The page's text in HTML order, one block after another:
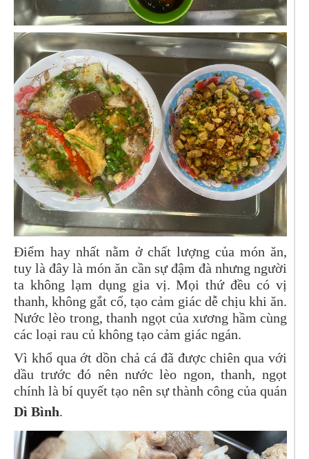
Điểm hay nhất nằm ở chất lượng của món ăn,
tuy là đây là món ăn cần sự đậm đà nhưng người
ta không lạm dụng gia vị. Mọi thứ đều có vị
thanh, không gắt cổ, tạo cảm giác dễ chịu khi ăn.
Nước lèo trong, thanh ngọt của xương hầm cùng
các loại rau củ không tạo cảm giác ngán.
Vì khổ qua ớt dồn chả cá đã được chiên qua với
dầu trước đó nên nước lèo ngon, thanh, ngọt
chính là bí quyết tạo nên sự thành công của quán
Dì Bình.